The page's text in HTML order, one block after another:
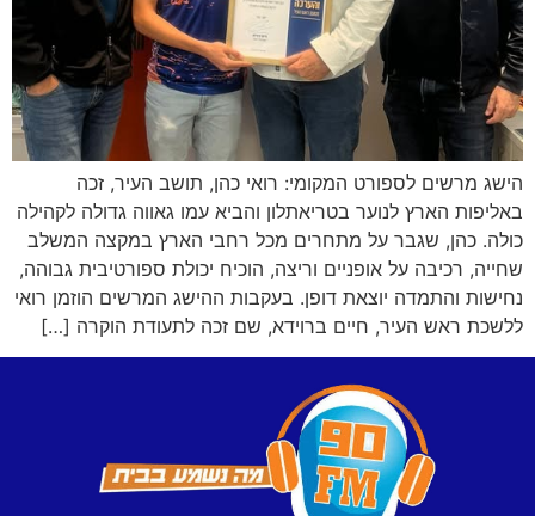
הישג מרשים לספורט המקומי: רואי כהן, תושב העיר, זכה
באליפות הארץ לנוער בטריאתלון והביא עמו גאווה גדולה לקהילה
כולה. כהן, שגבר על מתחרים מכל רחבי הארץ במקצה המשלב
שחייה, רכיבה על אופניים וריצה, הוכיח יכולת ספורטיבית גבוהה,
נחישות והתמדה יוצאת דופן. בעקבות ההישג המרשים הוזמן רואי
ללשכת ראש העיר, חיים ברוידא, שם זכה לתעודת הוקרה […]